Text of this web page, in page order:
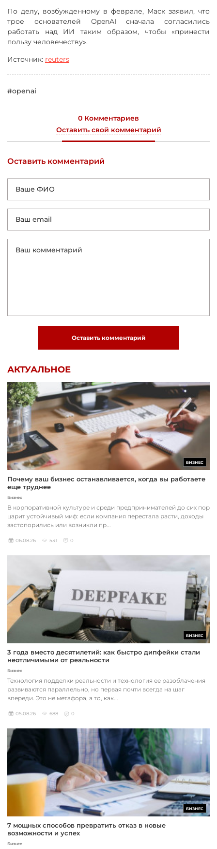
По делу, возбужденному в феврале, Маск заявил, что
трое основателей OpenAI сначала согласились
работать над ИИ таким образом, чтобы «принести
пользу человечеству».
Источник: reuters
#openai
0 Комментариев
Оставить свой комментарий
Оставить комментарий
Оставить комментарий
АКТУАЛЬНОЕ
БИЗНЕС
Почему ваш бизнес останавливается, когда вы работаете
еще труднее
Бизнес
В корпоративной культуре и среди предпринимателей до сих пор
царит устойчивый миф: если компания перестала расти, доходы
застопорились или возникли пр...
06.08.26 531 0
БИЗНЕС
3 года вместо десятилетий: как быстро дипфейки стали
неотличимыми от реальности
Бизнес
Технология подделки реальности и технология ее разоблачения
развиваются параллельно, но первая почти всегда на шаг
впереди. Это не метафора, а то, как...
05.08.26 688 0
БИЗНЕС
7 мощных способов превратить отказ в новые
возможности и успех
Бизнес